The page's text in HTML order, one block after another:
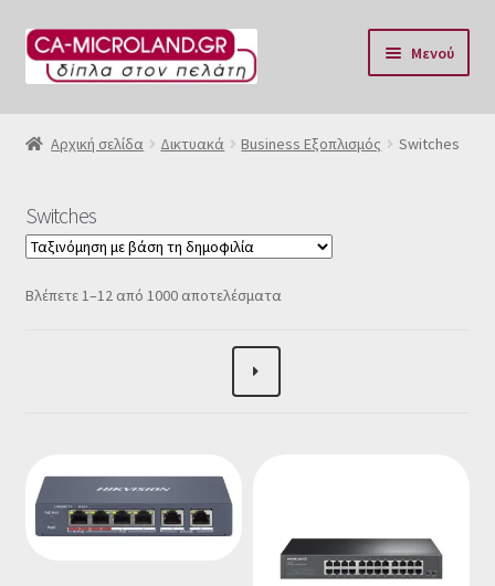
Απευθείας
μετάβαση
Μετάβαση
σε
Μενού
Αρχική
Επικοινωνία & Ωράριο
Αποστολές
Οι Συνεργασίες μας
Αρχική σελίδα Δικτυακά Business Εξοπλισμός Switches
Switches
Βλέπετε 1–12 από 1000 αποτελέσματαSorted
popularity